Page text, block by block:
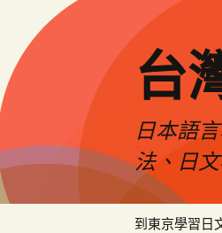
台
日本語
法、日
到東京學習日